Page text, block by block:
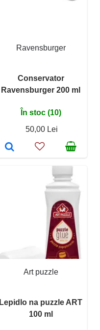
Ravensburger
Conservator
Ravensburger 200 ml
În stoc (10)
50,00 Lei
Art puzzle
Lepidlo na puzzle ART
100 ml